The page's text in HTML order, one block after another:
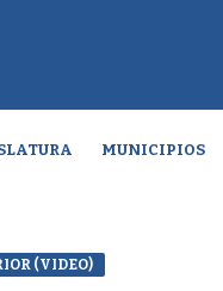
MUNICIPIOS
(VIDEO)